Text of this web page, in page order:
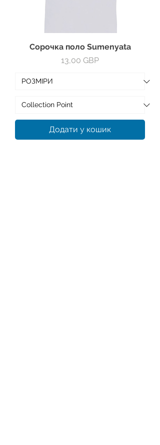
Сорочка поло Sumenyata
Ціна
13,00 GBP
Додати у кошик